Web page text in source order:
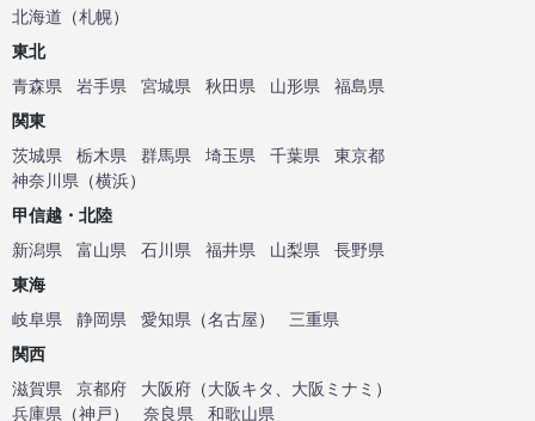
北海道 （札幌）
東北
青森県
岩手県 宮城県 秋田県 山形県
福島県
関東
茨城県
栃木県 群馬県 埼玉県 千葉県
東京都
神奈川県 （横浜）
甲信越・北陸
新潟県
富山県 石川県 福井県 山梨県
長野県
東海
岐阜県
静岡県 愛知県 （名古屋）
三重県
関西
滋賀県
京都府 大阪府 （大阪キタ 大阪ミナミ ）
兵庫県 （神戸） 奈良県
和歌山県